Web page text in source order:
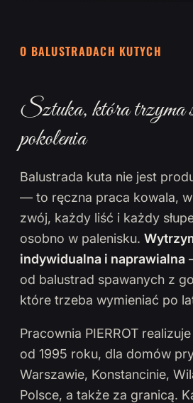
O BALUSTRADACH KUTYCH
Sztuka, która trzyma
pokolenia
Balustrada kuta nie jest
— to ręczna praca kowala,
zwój, każdy liść i każdy
osobno w palenisku.
indywidualna i naprawialna
od balustrad spawanych z
które trzeba wymieniać po
Pracownia PIERROT
od 1995 roku, dla domów
Warszawie, Konstancinie,
Polsce, a także za granicą.